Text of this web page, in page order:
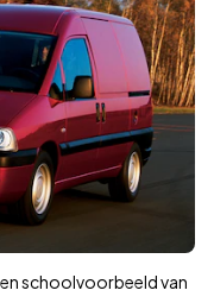
schoolvoorbeeld van